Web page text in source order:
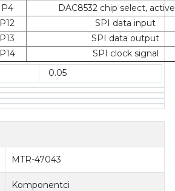
P4
DAC8532 chip select,
P12
SPI data input
P13
SPI data output
P14
SPI clock signal
0.05
MTR-47043
Komponentci